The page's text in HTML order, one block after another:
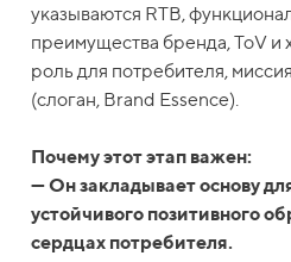
указываются RTB,
преимущества бренда, ToV и
роль для потребителя,
(слоган, Brand Essence).
Почему этот этап важен:
— Он закладывает основу
устойчивого позитивного
сердцах потребителя.